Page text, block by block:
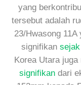
yang
tersebut adalah
23/Hwasong
signifikan
Korea Utara juga
signifikandari